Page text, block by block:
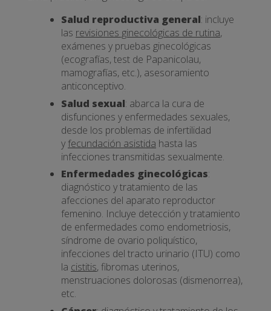
Salud reproductiva general: incluye
las revisiones ginecológicas de rutina,
exámenes y pruebas ginecológicas
(ecografías, test de Papanicolau,
mamografías, etc.), asesoramiento
anticonceptivo.
Salud sexual: abarca la cura de
disfunciones y enfermedades sexuales,
desde los problemas de infertilidad
yfecundación asistida hasta las
infecciones transmitidas sexualmente.
Enfermedades ginecológicas:
diagnóstico y tratamiento de las
afecciones del aparato reproductor
femenino. Incluye detección y tratamiento
de enfermedades como endometriosis,
síndrome de ovario poliquístico,
infecciones del tracto urinario (ITU) como
la cistitis, fibromas uterinos,
menstruaciones dolorosas (dismenorrea),
etc.